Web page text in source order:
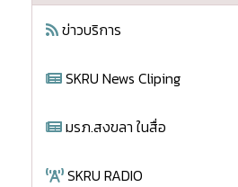
ข่าวบริการ
SKRU News Cliping
มรภ.สงขลา ในสื่อ
SKRU RADIO